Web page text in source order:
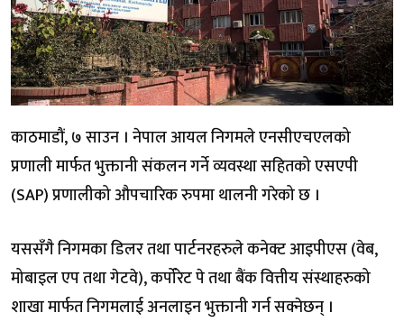
काठमाडौं, ७ साउन । नेपाल आयल निगमले एनसीएचएलको
प्रणाली मार्फत भुक्तानी संकलन गर्ने व्यवस्था सहितको एसएपी
(SAP) प्रणालीको औपचारिक रुपमा थालनी गरेको छ ।
यससँगै निगमका डिलर तथा पार्टनरहरुले कनेक्ट आइपीएस (वेब,
मोबाइल एप तथा गेटवे), कर्पोरेट पे तथा बैंक वित्तीय संस्थाहरुको
शाखा मार्फत निगमलाई अनलाइन भुक्तानी गर्न सक्नेछन् ।